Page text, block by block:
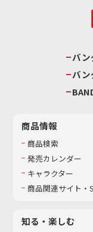
バン
バン
商品情報
商品検索
発売カレンダー
キャラクター
商品関連サイト・
知る・楽しむ